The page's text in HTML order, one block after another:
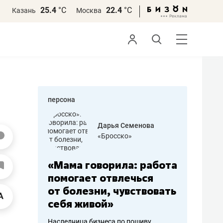
Казань 25.4 °С Москва 22.4 °С
персона
Дарья Семенова
«Бросско»
«Мама говорила: работа
помогает отвлечься
от болезни, чувствовать
себя живой»